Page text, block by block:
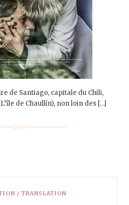
de Santiago, capitale du Chili,
de Chaullín), non loin des […]
/ TRANSLATION